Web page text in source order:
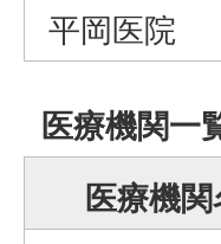
平岡医院
医療機関一
医療機関